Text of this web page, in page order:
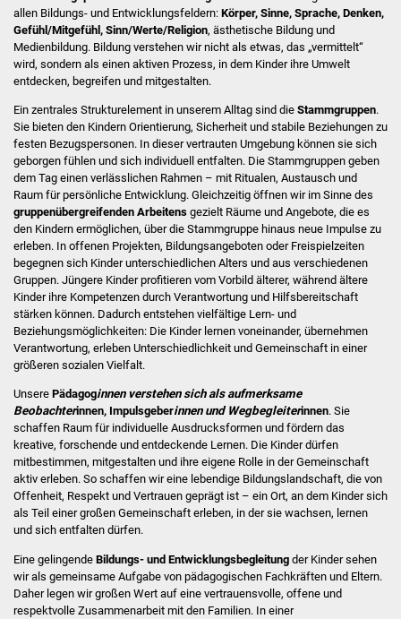
Volkshochschule
Soziale Einrichtungen
Lokale Agenda
Jugendhaus
Fachteam Jugend
Kinder- und
Familienzentrum
Stadtwerke
NETZMonitor
Gesundheit und Notfall
Ärzte und Apotheken
Hitzewarnung / UV-
Index
allen Bildungs- und Entwicklungsfeldern: Körper, Sinne, Sprache, Denken,
Gefühl/Mitgefühl, Sinn/Werte/Religion, ästhetische Bildung und
Medienbildung. Bildung verstehen wir nicht als etwas, das „vermittelt“
wird, sondern als einen aktiven Prozess, in dem Kinder ihre Umwelt
entdecken, begreifen und mitgestalten.
Ein zentrales Strukturelement in unserem Alltag sind die Stammgruppen.
Sie bieten den Kindern Orientierung, Sicherheit und stabile Beziehungen zu
festen Bezugspersonen. In dieser vertrauten Umgebung können sie sich
geborgen fühlen und sich individuell entfalten. Die Stammgruppen geben
dem Tag einen verlässlichen Rahmen – mit Ritualen, Austausch und
Raum für persönliche Entwicklung. Gleichzeitig öffnen wir im Sinne des
gruppenübergreifenden Arbeitensgezielt Räume und Angebote, die es
den Kindern ermöglichen, über die Stammgruppe hinaus neue Impulse zu
erleben. In offenen Projekten, Bildungsangeboten oder Freispielzeiten
begegnen sich Kinder unterschiedlichen Alters und aus verschiedenen
Gruppen. Jüngere Kinder profitieren vom Vorbild älterer, während ältere
Kinder ihre Kompetenzen durch Verantwortung und Hilfsbereitschaft
stärken können. Dadurch entstehen vielfältige Lern- und
Beziehungsmöglichkeiten: Die Kinder lernen voneinander, übernehmen
Verantwortung, erleben Unterschiedlichkeit und Gemeinschaft in einer
größeren sozialen Vielfalt.
Unsere Pädagoginnen verstehen sich als aufmerksame
Beobachterinnen, Impulsgeberinnen und Wegbegleiterinnen. Sie
schaffen Raum für individuelle Ausdrucksformen und fördern das
kreative, forschende und entdeckende Lernen. Die Kinder dürfen
mitbestimmen, mitgestalten und ihre eigene Rolle in der Gemeinschaft
aktiv erleben. So schaffen wir eine lebendige Bildungslandschaft, die von
Offenheit, Respekt und Vertrauen geprägt ist – ein Ort, an dem Kinder sich
als Teil einer großen Gemeinschaft erleben, in der sie wachsen, lernen
und sich entfalten dürfen.
Eine gelingende Bildungs- und Entwicklungsbegleitungder Kinder sehen
wir als gemeinsame Aufgabe von pädagogischen Fachkräften und Eltern.
Daher legen wir großen Wert auf eine vertrauensvolle, offene und
respektvolle Zusammenarbeit mit den Familien. In einer